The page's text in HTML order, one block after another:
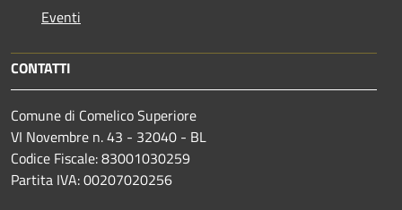
Eventi
CONTATTI
Comune di Comelico Superiore
VI Novembre n. 43 - 32040 - BL
Codice Fiscale: 83001030259
Partita IVA: 00207020256